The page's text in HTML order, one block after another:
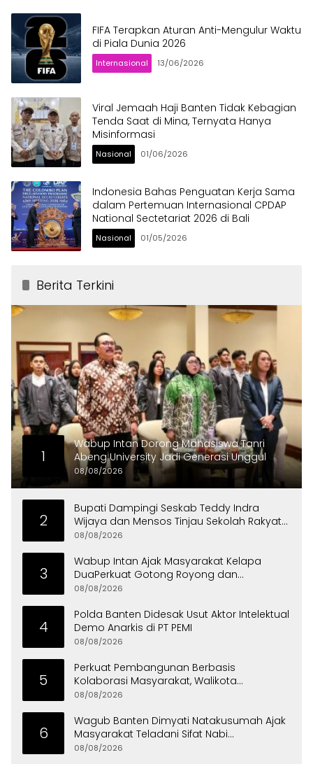
FIFA Terapkan Aturan Anti-Mengulur Waktu
di Piala Dunia 2026
Internasional 13/06/2026
Viral Jemaah Haji Banten Tidak Kebagian
Tenda Saat di Mina, Ternyata Hanya
Misinformasi
Nasional 01/06/2026
Indonesia Bahas Penguatan Kerja Sama
dalam Pertemuan Internasional CPDAP
National Sectetariat 2026 di Bali
Nasional 01/05/2026
Berita Terkini
1
Wabup Intan Dorong Mahasiswa Tanri
Abeng University Jadi Generasi Unggul
08/08/2026
2
Bupati Dampingi Seskab Teddy Indra
Wijaya dan Mensos Tinjau Sekolah Rakyat
di Curug
08/08/2026
3
Wabup Intan Ajak Masyarakat Kelapa
DuaPerkuat Gotong Royong dan
Persatuan
08/08/2026
4
Polda Banten Didesak Usut Aktor Intelektual
Demo Anarkis di PT PEMI
08/08/2026
5
Perkuat Pembangunan Berbasis
Kolaborasi Masyarakat, Walikota
Tangerang Raih LPM Award 2026
08/08/2026
6
Wagub Banten Dimyati Natakusumah Ajak
Masyarakat Teladani Sifat Nabi
Muhammad
08/08/2026